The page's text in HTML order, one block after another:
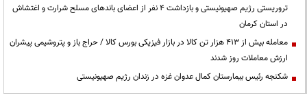
تروریستی رژیم صهیونیستی و بازداشت ۴ نفر از اعضای باندهای مسلح شرارت و اغتشاش
در استان کرمان
معامله بیش از ۴۱۳ هزار تن کالا در بازار فیزیکی بورس کالا / حراج باز و پتروشیمی پیشران
ارزش معاملات روز شدند
شکنجه رئیس بیمارستان کمال عدوان غزه در زندان رژیم صهیونیستی